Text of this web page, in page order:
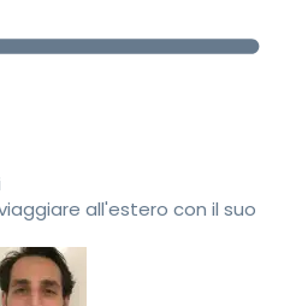
all'estero con il suo